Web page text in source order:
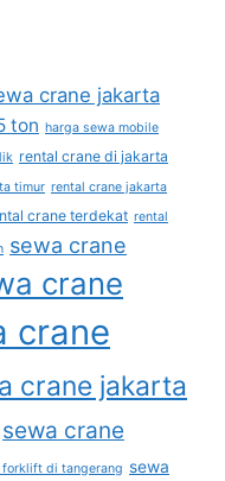
crane jakarta
ton harga sewa mobile
rental crane di jakarta
timur rental crane jakarta
crane terdekat rental
sewa crane
crane
crane
crane jakarta
sewa crane
forklift di tangerang sewa